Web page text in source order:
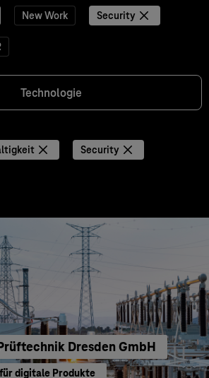
New Work Security
Technologie
Security
Dresden GmbH
digitale Produkte